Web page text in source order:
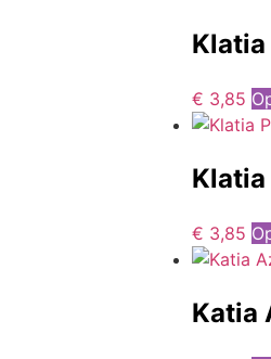
€ 3,85
€ 3,85
Katia